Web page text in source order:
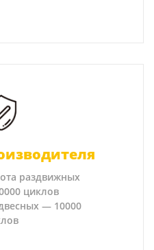
раздвижных
циклов
— 10000